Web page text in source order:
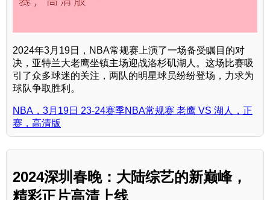
2024年3月19日，NBA常规赛上演了一场备受瞩目的对
决，亚特兰大老鹰坐镇主场迎战洛杉矶湖人。这场比赛吸
引了众多球迷的关注，两队的明星球员纷纷登场，力求为
球队争取胜利。
NBA，3月19日 23-24赛季NBA常规赛 老鹰 VS 湖人，正
赛，高清版
2024深圳春晚：大陆综艺的新巅峰，
精彩正片高清上线